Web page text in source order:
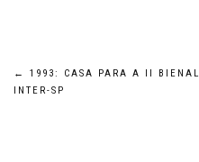
EAUFMG (1982) e sócio
diretor da AP Cultural,
Navegação
←
1993: CASA PARA A II BIENAL
INTER-SP